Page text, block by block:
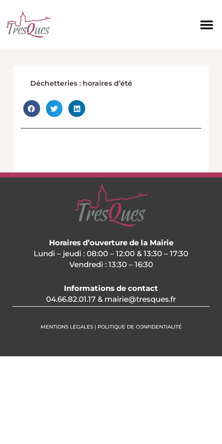
contenu
Déchetteries : horaires d’été
Horaires d’ouverture de la Mairie
Lundi – jeudi : 08:00 – 12:00 & 13:30 – 17:30
Vendredi : 13:30 – 16:30
Informations de contact
04.66.82.01.17 & mairie@tresques.fr
MENTIONS LÉGALES | POLITIQUE DE CONFIDENTIALITÉ